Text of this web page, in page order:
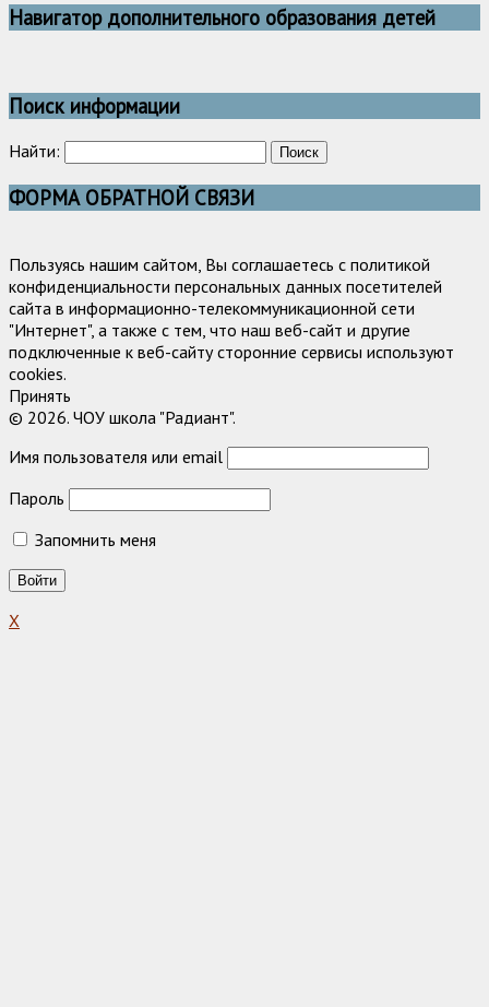
Навигатор дополнительного образования детей
Поиск информации
Найти:
ФОРМА ОБРАТНОЙ СВЯЗИ
Пользуясь нашим сайтом, Вы соглашаетесь с политикой
конфиденциальности персональных данных посетителей
сайта в информационно-телекоммуникационной сети
"Интернет", а также с тем, что наш веб-сайт и другие
подключенные к веб-сайту сторонние сервисы используют
cookies.
Принять
© 2026. ЧОУ школа "Радиант".
Имя пользователя или email
Пароль
Запомнить меня
X